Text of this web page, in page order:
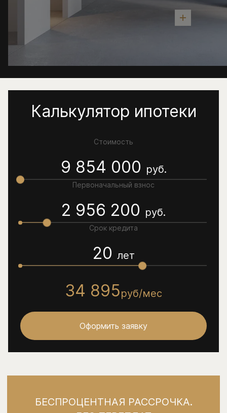
Калькулятор ипотеки
Стоимость
9 854 000 руб.
Первоначальный взнос
2 956 200 руб.
Срок кредита
20 лет
34 895руб/мес
Оформить заявку
БЕСПРОЦЕНТНАЯ РАССРОЧКА.